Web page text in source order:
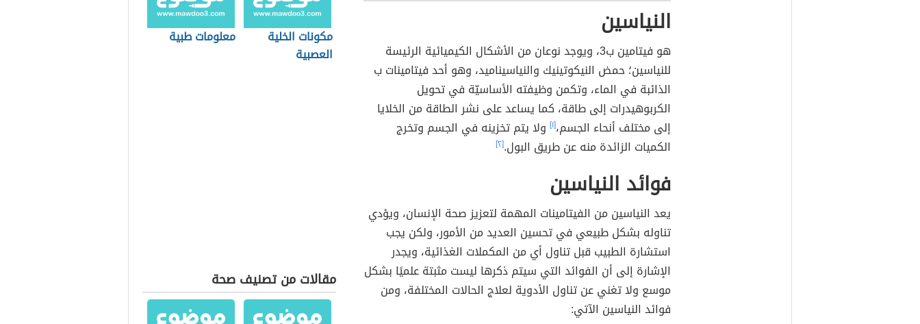
النياسين
هو فيتامين ب3، ويوجد نوعان من الأشكال الكيميائية الرئيسة
للنياسين؛ حمض النيكوتينيك والنياسيناميد، وهو أحد فيتامينات ب
الذائبة في الماء، وتكمن وظيفته الأساسيّة في تحويل
الكربوهيدرات إلى طاقة، كما يساعد على نشر الطاقة من الخلايا
إلى مختلف أنحاء الجسم،[١] ولا يتم تخزينه في الجسم وتخرج
الكميات الزائدة منه عن طريق البول.[٢]
فوائد النياسين
يعد النياسين من الفيتامينات المهمة لتعزيز صحة الإنسان، ويؤدي
تناوله بشكل طبيعي في تحسين العديد من الأمور، ولكن يجب
استشارة الطبيب قبل تناول أي من المكملات الغذائية، ويجدر
الإشارة إلى أن الفوائد التي سيتم ذكرها ليست مثبتة علميًا بشكل
موسع ولا تغني عن تناول الأدوية لعلاج الحالات المختلفة، ومن
فوائد النياسين الآتي:
مكونات الخلية
العصبية
معلومات طبية
مقالات من تصنيف صحة